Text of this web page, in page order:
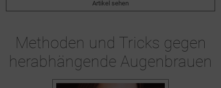
Artikel sehen
Methoden und Tricks gegen
herabhängende Augenbrauen